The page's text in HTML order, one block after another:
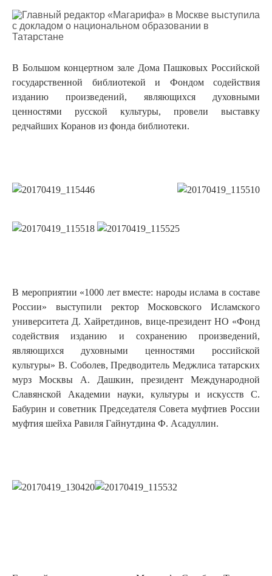
В Большом концертном зале Дома Пашковых Российской
государственной библиотекой и Фондом содействия
изданию произведений, являющихся духовными
ценностями русской культуры, провели выставку
редчайших Коранов из фонда библиотеки.
В мероприятии «1000 лет вместе: народы ислама в составе
России» выступили ректор Московского Исламского
университета Д. Хайретдинов, вице-президент НО «Фонд
содействия изданию и сохранению произведений,
являющихся духовными ценностями российской
культуры» В. Соболев, Предводитель Меджлиса татарских
мурз Москвы А. Дашкин, президент Международной
Славянской Академии науки, культуры и искусств С.
Бабурин и советник Председателя Совета муфтиев России
муфтия шейха Равиля Гайнутдина Ф. Асадуллин.